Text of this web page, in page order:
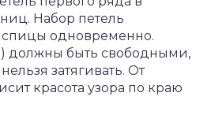
Набор петель
спицы одновременно.
должны быть свободными,
затягивать. От
красота узора по краю